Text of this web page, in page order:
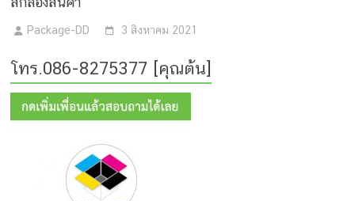
Package-DD 3 สิงหาคม 2021
โทร.086-8275377 [คุณต้น]